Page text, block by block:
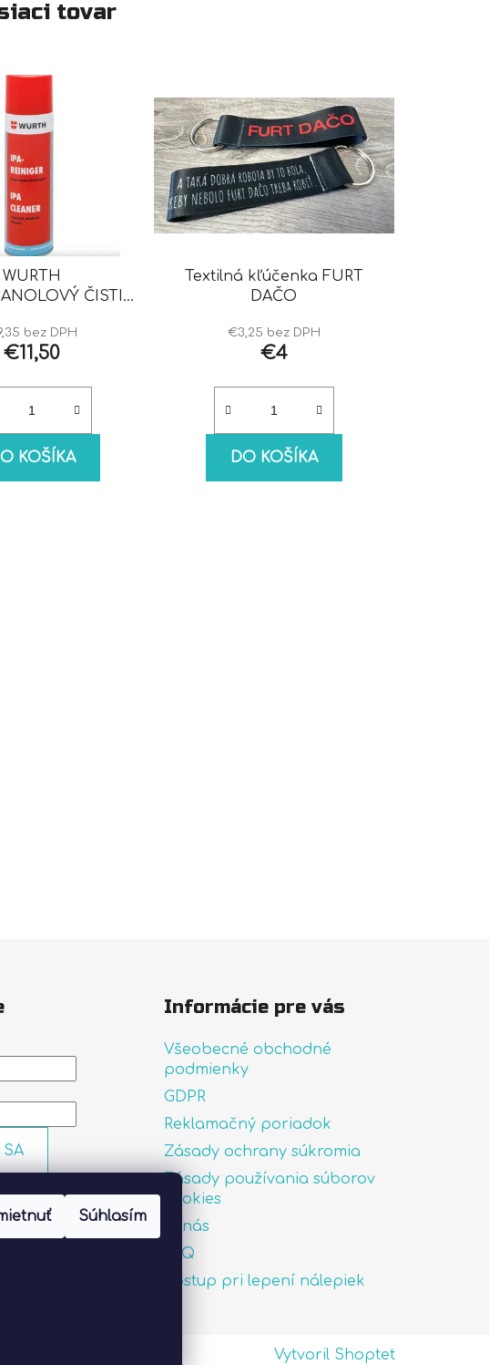
Súhlasím
tovar
WURTH
ČISTIČ
bez DPH
€11,50
KOŠÍKA
Textilná kľúčenka FURT
DAČO
€3,25 bez DPH
€4
DO KOŠÍKA
SA
Informácie pre vás
Všeobecné obchodné
podmienky
GDPR
Reklamačný poriadok
Zásady ochrany súkromia
Zásady používania súborov
cookies
O nás
FAQ
Postup pri lepení nálepiek
Vytvoril Shoptet